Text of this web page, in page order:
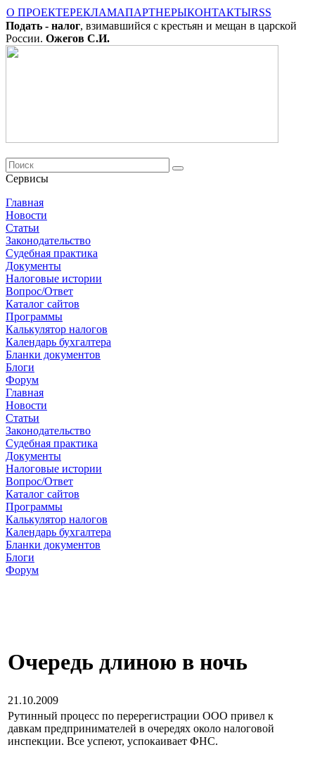
О ПРОЕКТЕРЕКЛАМАПАРТНЕРЫКОНТАКТЫRSS
Подать - налог, взимавшийся с крестьян и мещан в царской
России. Ожегов С.И.
Сервисы
Главная
Новости
Cтатьи
Законодательство
Судебная практика
Документы
Налоговые истории
Вопрос/Ответ
Каталог сайтов
Программы
Калькулятор налогов
Календарь бухгалтера
Бланки документов
Блоги
Форум
Главная
Новости
Cтатьи
Законодательство
Судебная практика
Документы
Налоговые истории
Вопрос/Ответ
Каталог сайтов
Программы
Калькулятор налогов
Календарь бухгалтера
Бланки документов
Блоги
Форум
Очередь длиною в ночь
21.10.2009
Рутинный процесс по перерегистрации ООО привел к
давкам предпринимателей в очередях около налоговой
инспекции. Все успеют, успокаивает ФНС.